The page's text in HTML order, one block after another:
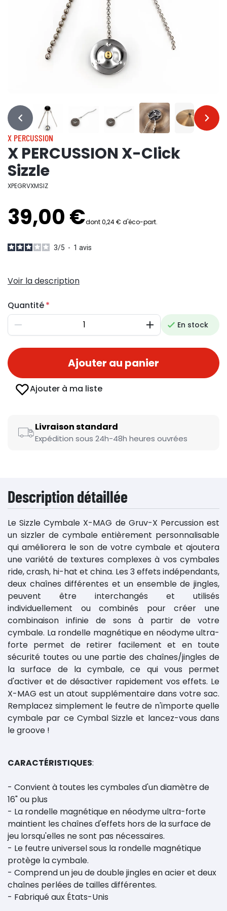
… …
X PERCUSSION
X PERCUSSION X-Click
Sizzle
XPEGRVXMSIZ
39,00 €dont 0,24 € d'éco-part.
3/5 - 1 avis
Voir la description
Quantité
Diminuer AugmenterEn stock
Ajouter au panier
Ajouter à ma liste
Livraison standard
Expédition sous 24h-48h heures ouvrées
Description détaillée
Le Sizzle Cymbale X-MAG de Gruv-X Percussion est
un sizzler de cymbale entièrement personnalisable
qui améliorera le son de votre cymbale et ajoutera
une variété de textures complexes à vos cymbales
ride, crash, hi-hat et china. Les 3 effets indépendants,
deux chaînes différentes et un ensemble de jingles,
peuvent être interchangés et utilisés
individuellement ou combinés pour créer une
combinaison infinie de sons à partir de votre
cymbale. La rondelle magnétique en néodyme ultra-
forte permet de retirer facilement et en toute
sécurité toutes ou une partie des chaînes/jingles de
la surface de la cymbale, ce qui vous permet
d'activer et de désactiver rapidement vos effets. Le
X-MAG est un atout supplémentaire dans votre sac.
Remplacez simplement le feutre de n'importe quelle
cymbale par ce Cymbal Sizzle et lancez-vous dans
le groove !
CARACTÉRISTIQUES:
- Convient à toutes les cymbales d'un diamètre de
16" ou plus
- La rondelle magnétique en néodyme ultra-forte
maintient les chaînes d'effets hors de la surface de
jeu lorsqu'elles ne sont pas nécessaires.
- Le feutre universel sous la rondelle magnétique
protège la cymbale.
- Comprend un jeu de double jingles en acier et deux
chaînes perlées de tailles différentes.
- Fabriqué aux États-Unis